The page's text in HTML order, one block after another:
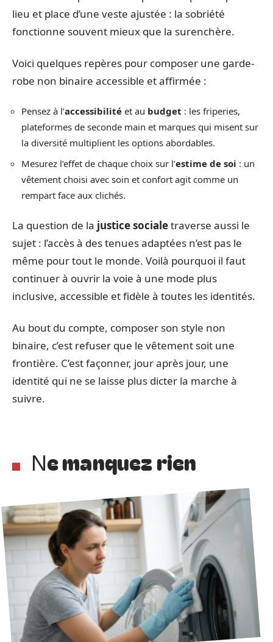
lieu et place d’une veste ajustée : la sobriété
fonctionne souvent mieux que la surenchère.
Voici quelques repères pour composer une garde-
robe non binaire accessible et affirmée :
Pensez à l’accessibilité et au budget : les friperies,
plateformes de seconde main et marques qui misent sur
la diversité multiplient les options abordables.
Mesurez l’effet de chaque choix sur l’estime de soi : un
vêtement choisi avec soin et confort agit comme un
rempart face aux clichés.
La question de la justice socialetraverse aussi le
sujet : l’accès à des tenues adaptées n’est pas le
même pour tout le monde. Voilà pourquoi il faut
continuer à ouvrir la voie à une mode plus
inclusive, accessible et fidèle à toutes les identités.
Au bout du compte, composer son style non
binaire, c’est refuser que le vêtement soit une
frontière. C’est façonner, jour après jour, une
identité qui ne se laisse plus dicter la marche à
suivre.
Ne manquez rien